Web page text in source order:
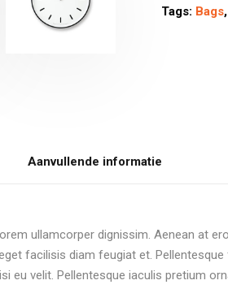
Tags: Bags,
Aanvullende informatie
ullamcorper dignissim. Aenean at
facilisis diam feugiat et.
eu velit. Pellentesque iaculis pretium